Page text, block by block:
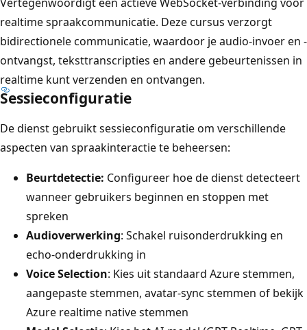
realtime spraakcommunicatie. Deze cursus verzorgt
bidirectionele communicatie, waardoor je audio-invoer en -
ontvangst, teksttranscripties en andere gebeurtenissen in
realtime kunt verzenden en ontvangen.
Sessieconfiguratie
De dienst gebruikt sessieconfiguratie om verschillende
aspecten van spraakinteractie te beheersen:
Beurtdetectie: Configureer hoe de dienst detecteert
wanneer gebruikers beginnen en stoppen met
spreken
Audioverwerking: Schakel ruisonderdrukking en
echo-onderdrukking in
Voice Selection: Kies uit standaard Azure stemmen,
aangepaste stemmen, avatar-sync stemmen of bekijk
Azure realtime native stemmen